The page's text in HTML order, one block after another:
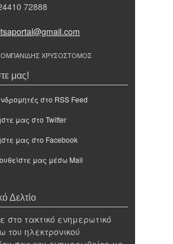
72888
ΧΡΥΣΟΣΤΟΜΟΣ
μας!
στο RSS Feed
μας στο Twitter
μας στο Facebook
μας μέσω Mail
Δελτίο
στο τακτικό ενημερωτικό
του ηλεκτρονικού